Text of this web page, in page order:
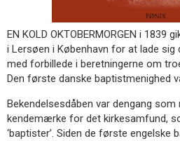
EN KOLD OKTOBERMORGEN i 1839
i Lersøen i København for at lade sig
med forbillede i beretningerne om
Den første danske baptistmenighed
Bekendelsesdåben var dengang som
kendemærke for det kirkesamfund,
‘baptister’. Siden de første